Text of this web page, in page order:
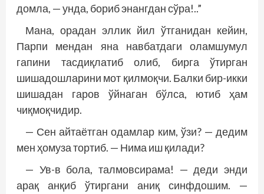
домла, — унда, бориб энангдан сўра!..”
Мана, орадан эллик йил ўтганидан кейин,
Парпи мендан яна навбатдаги оламшумул
гапини тасдиқлатиб олиб, бирга ўтирган
шишадошларини мот қилмоқчи. Балки бир-икки
шишадан гаров ўйнаган бўлса, ютиб ҳам
чиқмоқчидир.
— Сен айтаётган одамлар ким, ўзи? — дедим
мен ҳомуза тортиб. — Нима иш қилади?
— Ув-в бола, талмовсирама! — деди энди
арақ анқиб ўтиргани аниқ синфдошим. —